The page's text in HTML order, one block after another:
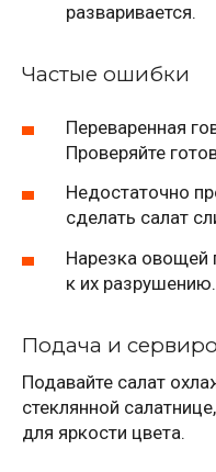
разваривается.
Частые ошибки
Переваренная
Проверяйте
Недостаточно
сделать салат
Нарезка овощей
к их разрушению.
Подача и
Подавайте салат
стеклянной
для яркости цвета.